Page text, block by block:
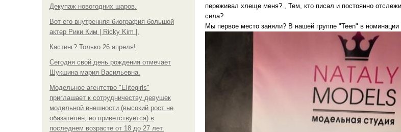
Декупаж новогодних шаров.
Вот его внутренняя биография большой
актер Рики Ким | Ricky Kim |.
Кастинг? Только 26 апреля!
Сегодня свой день рождения отмечает
Шукшина мария Васильевна.
Модельное агентство "Elitegirls"
приглашает к сотрудничеству девушек
модельной внешности (высокий рост не
обязателен, но приветствуется) в
последнем возрасте от 18 до 27 лет.
переживал хлеще меня? , Тем, кто писал и постоянно
сила?
Мы первое место заняли? В нашей группе "Teen" в номинации